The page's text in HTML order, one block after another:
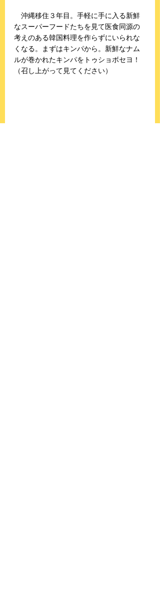
沖縄移住３年目。手軽に手に入る新鮮
なスーパーフードたちを見て医食同源の
考えのある韓国料理を作らずにいられな
くなる。まずはキンパから。新鮮なナム
ルが巻かれたキンパをトゥショボセヨ！
（召し上がって見てください）